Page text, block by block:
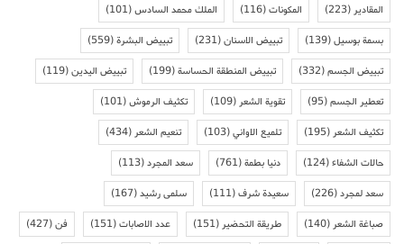
المقادير (223) المكونات(116) الملك محمد السادس(101)
بسمة بوسيل(139) تبييض الاسنان(231) تبييض البشرة(559)
تبييض الجسم(332) تبييض المنطقة الحساسة(199) تبييض اليدين(119)
تعطير الجسم(95) تقوية الشعر (109) تكثيف الرموش(101)
تكثيف الشعر (195) تلميع الاواني(103) تنعيم الشعر (434)
حالات الشفاء(124) دنيا بطمة(761) سعد المجرد(113)
سعد لمجرد(226) سعيدة شرف(111) سلمى رشيد(167)
صباغة الشعر (140) طريقة التحضير (151) عدد الاصابات(151) فن(427)